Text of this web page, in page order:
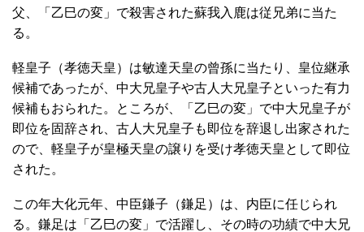
父、「乙巳の変」で殺害された蘇我入鹿は従兄弟に当た
る。
軽皇子（孝徳天皇）は敏達天皇の曾孫に当たり、皇位継承
候補であったが、中大兄皇子や古人大兄皇子といった有力
候補もおられた。ところが、「乙巳の変」で中大兄皇子が
即位を固辞され、古人大兄皇子も即位を辞退し出家された
ので、軽皇子が皇極天皇の譲りを受け孝徳天皇として即位
された。
この年大化元年、中臣鎌子（鎌足）は、内臣に任じられ
る。鎌足は「乙巳の変」で活躍し、その時の功績で中大兄